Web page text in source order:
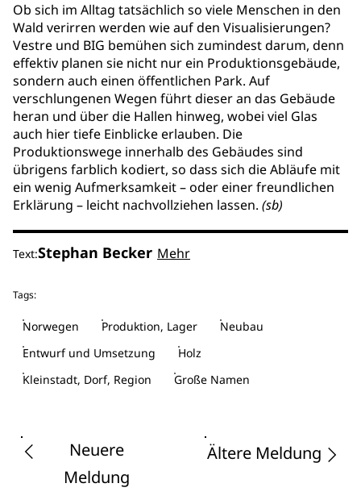
Ob sich im Alltag tatsächlich so viele Menschen in den
Wald verirren werden wie auf den Visualisierungen?
Vestre und BIG bemühen sich zumindest darum, denn
effektiv planen sie nicht nur ein Produktionsgebäude,
sondern auch einen öffentlichen Park. Auf
verschlungenen Wegen führt dieser an das Gebäude
heran und über die Hallen hinweg, wobei viel Glas
auch hier tiefe Einblicke erlauben. Die
Produktionswege innerhalb des Gebäudes sind
übrigens farblich kodiert, so dass sich die Abläufe mit
ein wenig Aufmerksamkeit – oder einer freundlichen
Erklärung – leicht nachvollziehen lassen. (sb)
Text:Stephan Becker Mehr
Tags:
Norwegen Produktion, Lager
Neubau
Entwurf und Umsetzung
Holz
Kleinstadt, Dorf, Region
Große Namen
Neuere
Meldung
Ältere Meldung